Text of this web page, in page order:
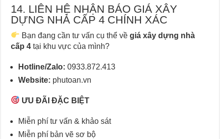
14. LIÊN HỆ NHẬN BÁO GIÁ XÂY
DỰNG NHÀ CẤP 4 CHÍNH XÁC
Bạn đang cần tư vấn cụ thể vềgiá xây dựng nhà
cấp 4 tại khu vực của mình?
Hotline/Zalo: 0933.872.413
Website: phutoan.vn
ƯU ĐÃI ĐẶC BIỆT
Miễn phí tư vấn & khảo sát
Miễn phí bản vẽ sơ bộ